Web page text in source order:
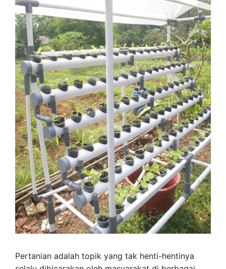
Pertanian adalah topik yang tak henti-hentinya